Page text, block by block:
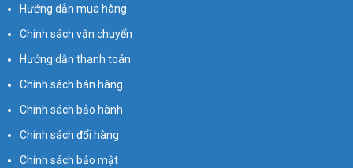
Hướng dẫn mua hàng
Chính sách vận chuyển
Hướng dẫn thanh toán
Chính sách bán hàng
Chính sách bảo hành
Chính sách đổi hàng
Chính sách bảo mật